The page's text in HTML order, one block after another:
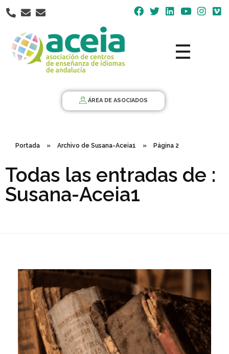
Nota:
este
web
incluye
ÁREA DE ASOCIADOS
Portada » Archivo de Susana-Aceia1 » Página 2
Todas las entradas de :
Susana-Aceia1